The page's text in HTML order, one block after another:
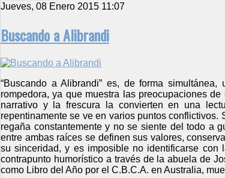
Jueves, 08 Enero 2015 11:07
Buscando a Alibrandi
“Buscando a Alibrandi” es, de forma
rompedora, ya que muestra las preocupaciones
narrativo y la frescura la convierten en una
repentinamente se ve en varios puntos
regaña constantemente y no se siente del todo a
entre ambas raíces se definen sus valores,
su sinceridad, y es imposible no identificarse con
contrapunto humorístico a través de la abuela de
como Libro del Año por el C.B.C.A. en Australia,